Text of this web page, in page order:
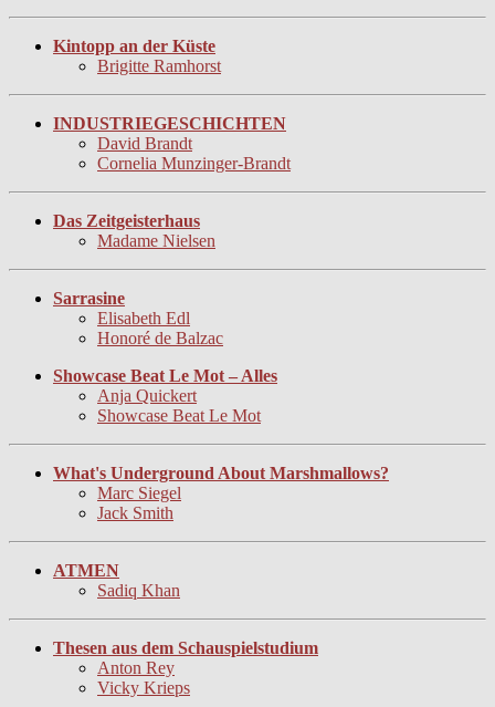
Kintopp an der Küste
Brigitte Ramhorst
INDUSTRIEGESCHICHTEN
David Brandt
Cornelia Munzinger-Brandt
Das Zeitgeisterhaus
Madame Nielsen
Sarrasine
Elisabeth Edl
Honoré de Balzac
Showcase Beat Le Mot – Alles
Anja Quickert
Showcase Beat Le Mot
What's Underground About Marshmallows?
Marc Siegel
Jack Smith
ATMEN
Sadiq Khan
Thesen aus dem Schauspielstudium
Anton Rey
Vicky Krieps